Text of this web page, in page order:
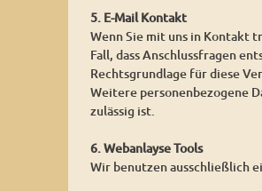
5. E-Mail Kontakt
Wenn Sie mit uns in Kontakt
Fall, dass Anschlussfragen
Rechtsgrundlage für diese
Weitere personenbezogene
zulässig ist.
6. Webanlayse Tools
Wir benutzen ausschließlich